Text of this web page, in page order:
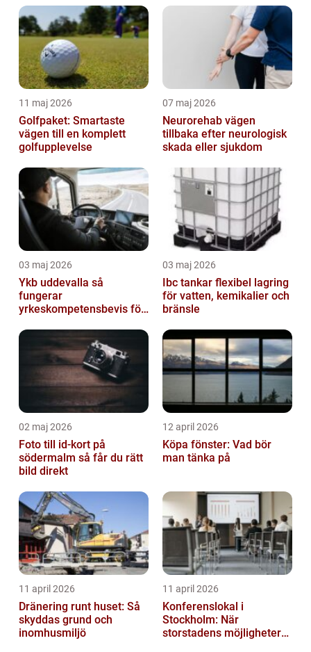
11 maj 2026
Golfpaket: Smartaste
vägen till en komplett
golfupplevelse
07 maj 2026
Neurorehab vägen
tillbaka efter neurologisk
skada eller sjukdom
03 maj 2026
Ykb uddevalla så
fungerar
yrkeskompetensbevis för
03 maj 2026
Ibc tankar flexibel lagring
för vatten, kemikalier och
bränsle
02 maj 2026
Foto till id-kort på
södermalm så får du rätt
bild direkt
12 april 2026
Köpa fönster: Vad bör
man tänka på
11 april 2026
Dränering runt huset: Så
skyddas grund och
inomhusmiljö
11 april 2026
Konferenslokal i
Stockholm: När
storstadens möjligheter